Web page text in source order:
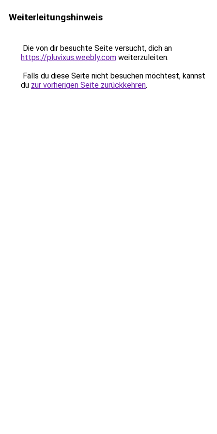
Weiterleitungshinweis
Die von dir besuchte Seite versucht, dich an
https://pluvixus.weebly.com weiterzuleiten.
Falls du diese Seite nicht besuchen möchtest, kannst
du zur vorherigen Seite zurückkehren.